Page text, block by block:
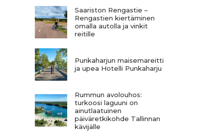
Saariston Rengastie –
Rengastien kiertäminen
omalla autolla ja vinkit
reitille
Punkaharjun maisemareitti
ja upea Hotelli Punkaharju
Rummun avolouhos:
turkoosi laguuni on
ainutlaatuinen
päiväretkikohde Tallinnan
kävijälle